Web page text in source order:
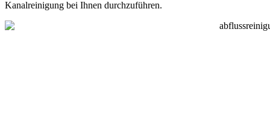
Kanalreinigung bei Ihnen durchzuführen.